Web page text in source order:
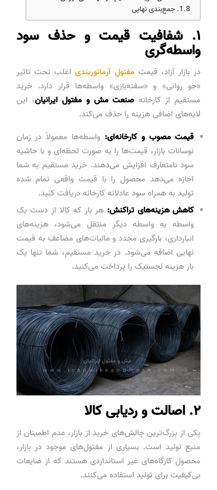
جمع‌بندی نهایی
۱. شفافیت قیمت و حذف سود
واسطه‌گری
در بازار آزاد، قیمت مفتول آرماتوربندیاغلب تحت تاثیر
«جو روانی» و «سفته‌بازی» واسطه‌ها قرار دارد. خرید
مستقیم از کارخانه صنعت مش و مفتول ایرانیان، این
لایه‌های اضافی هزینه را حذف می‌کند.
قیمت مصوب و کارخانه‌ای: واسطه‌ها معمولاً در زمان
نوسانات بازار، قیمت‌ها را به صورت لحظه‌ای و با حاشیه
سود نامتعارف افزایش می‌دهند. خرید مستقیم به شما
اجازه می‌دهد محصول را با قیمت واقعی تمام شده
تولید به همراه سود عادلانه کارخانه دریافت کنید.
کاهش هزینه‌های تراکنش: هر بار که کالا از دست یک
واسطه به واسطه دیگر منتقل می‌شود، هزینه‌های
انبارداری، بارگیری مجدد و مالیات‌های مضاعف به قیمت
نهایی اضافه می‌شود. در خرید مستقیم، شما تنها یک
بار هزینه لجستیک را پرداخت می‌کنید.
۲. اصالت و ردیابی کالا
یکی از بزرگ‌ترین چالش‌های خرید از بازار، عدم اطمینان از
منبع تولید است. بسیاری از مفتول‌های موجود در بازار،
محصول کارگاه‌های غیر استانداردی هستند که از ضایعات
بی‌کیفیت برای تولید استفاده می‌کنند.